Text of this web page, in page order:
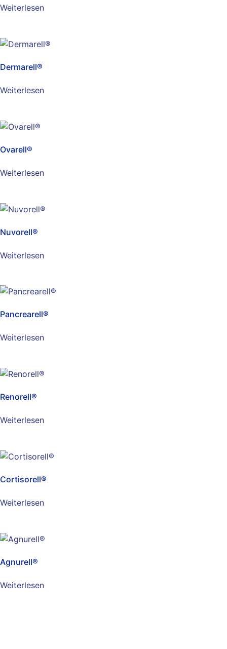
Weiterlesen
Dermarell®
Weiterlesen
Ovarell®
Weiterlesen
Nuvorell®
Weiterlesen
Pancrearell®
Weiterlesen
Renorell®
Weiterlesen
Cortisorell®
Weiterlesen
Agnurell®
Weiterlesen